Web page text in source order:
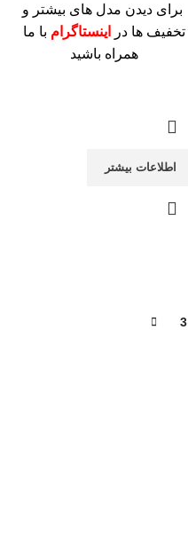
برای دیدن مدل های بیشتر و
تخفیف ها در
اینستاگرام با ما
همراه باشید
اطلاعات بیشتر
3